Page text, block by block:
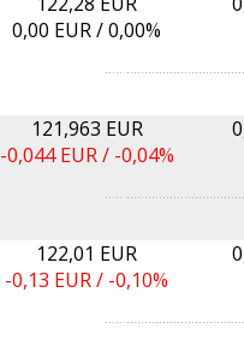
0,00 EUR /0,00%
121,963 EUR
-0,044EUR / -0,04%
122,01 EUR
-0,13 EUR / -0,10%